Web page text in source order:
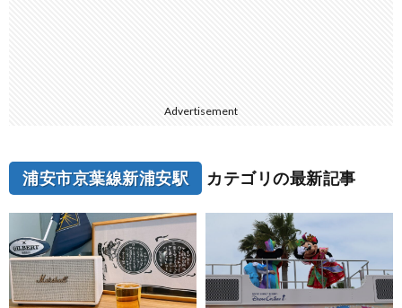
Advertisement
浦安市京葉線新浦安駅 カテゴリの最新記事